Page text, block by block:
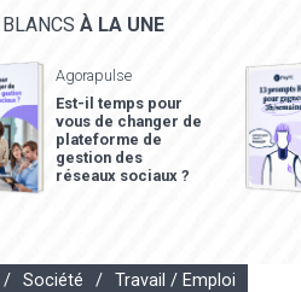
À LA UNE
Agorapulse
Est-il temps pour
vous de changer de
plateforme de
gestion des
réseaux sociaux ?
/ Société / Travail / Emploi